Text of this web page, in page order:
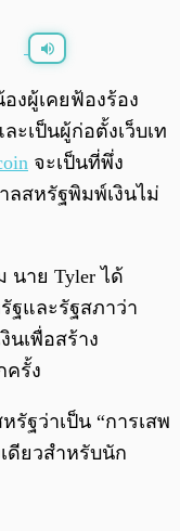
0:00 0:00
งผู้เคยฟ้องร้อง
ะเป็นผู้ก่อตั้งเว็บเท
จะเป็นที่พึ่ง
ลสหรัฐพิมพ์เงินไม่
นาย Tyler ได้
ฐและรัฐสภาว่า
นเพื่อสร้าง
ครั้ง
รัฐว่าเป็น “การเสพ
ดียวสำหรับนัก